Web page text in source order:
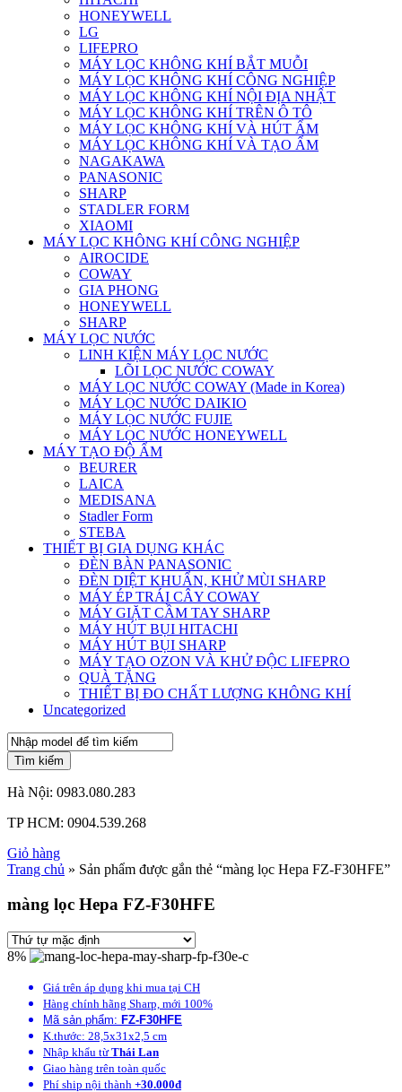
HONEYWELL
LG
LIFEPRO
MÁY LỌC KHÔNG KHÍ BẮT MUỖI
MÁY LỌC KHÔNG KHÍ CÔNG NGHIỆP
MÁY LỌC KHÔNG KHÍ NỘI ĐỊA NHẬT
MÁY LỌC KHÔNG KHÍ TRÊN Ô TÔ
MÁY LỌC KHÔNG KHÍ VÀ HÚT ẨM
MÁY LỌC KHÔNG KHÍ VÀ TẠO ẨM
NAGAKAWA
PANASONIC
SHARP
STADLER FORM
XIAOMI
MÁY LỌC KHÔNG KHÍ CÔNG NGHIỆP
AIROCIDE
COWAY
GIA PHONG
HONEYWELL
SHARP
MÁY LỌC NƯỚC
LINH KIỆN MÁY LỌC NƯỚC
LÕI LỌC NƯỚC COWAY
MÁY LỌC NƯỚC COWAY (Made in Korea)
MÁY LỌC NƯỚC DAIKIO
MÁY LỌC NƯỚC FUJIE
MÁY LỌC NƯỚC HONEYWELL
MÁY TẠO ĐỘ ẨM
BEURER
LAICA
MEDISANA
Stadler Form
STEBA
THIẾT BỊ GIA DỤNG KHÁC
ĐÈN BÀN PANASONIC
ĐÈN DIỆT KHUẨN, KHỬ MÙI SHARP
MÁY ÉP TRÁI CÂY COWAY
MÁY GIẶT CẦM TAY SHARP
MÁY HÚT BỤI HITACHI
MÁY HÚT BỤI SHARP
MÁY TẠO OZON VÀ KHỬ ĐỘC LIFEPRO
QUÀ TẶNG
THIẾT BỊ ĐO CHẤT LƯỢNG KHÔNG KHÍ
Uncategorized
Tìm kiếm
Hà Nội: 0983.080.283
TP HCM: 0904.539.268
Giỏ hàng
Trang chủ » Sản phẩm được gắn thẻ “màng lọc Hepa FZ-F30HFE”
màng lọc Hepa FZ-F30HFE
8%
Giá trên áp dụng khi mua tại CH
Hàng chính hãng Sharp, mới 100%
Mã sản phẩm: FZ-F30HFE
K.thước: 28,5x31x2,5 cm
Nhập khẩu từThái Lan
Giao hàng trên toàn quốc
Phí ship nội thành +30.000đ